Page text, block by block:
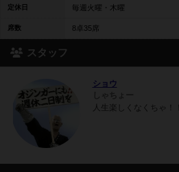
定休日 毎週火曜・木曜
席数 8卓35席
スタッフ
ショウ
人生楽しくなくちゃ！！